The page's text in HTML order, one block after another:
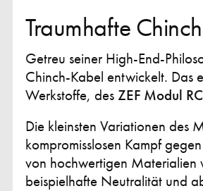
Traumhafte
Getreu seiner High-End-
Chinch-Kabel entwickelt. Das
Werkstoffe, desZEF Modul
Die kleinsten Variationen des
kompromisslosen Kampf
von hochwertigen Materialien
beispielhafte Neutralität und